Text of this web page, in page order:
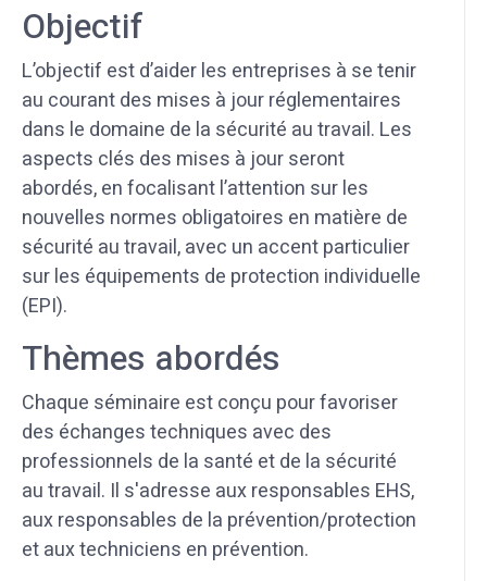
Objectif
L’objectif est d’aider les entreprises à se tenir
au courant des mises à jour réglementaires
dans le domaine de la sécurité au travail. Les
aspects clés des mises à jour seront
abordés, en focalisant l’attention sur les
nouvelles normes obligatoires en matière de
sécurité au travail, avec un accent particulier
sur les équipements de protection individuelle
(EPI).
Thèmes abordés
Chaque séminaire est conçu pour favoriser
des échanges techniques avec des
professionnels de la santé et de la sécurité
au travail. Il s'adresse aux responsables EHS,
aux responsables de la prévention/protection
et aux techniciens en prévention.